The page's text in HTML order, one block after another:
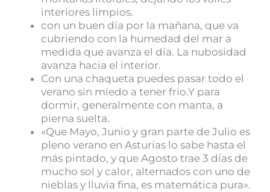
interiores limpios.
con un buen día por la mañana, que va
cubriendo con la humedad del mar a
medida que avanza el día. La nubosidad
avanza hacia el interior.
Con una chaqueta puedes pasar todo el
verano sin miedo a tener frio.Y para
dormir, generalmente con manta, a
pierna suelta.
«Que Mayo, Junio y gran parte de Julio es
pleno verano en Asturias lo sabe hasta el
más pintado, y que Agosto trae 3 días de
mucho sol y calor, alternados con uno de
nieblas y lluvia fina, es matemática pura».